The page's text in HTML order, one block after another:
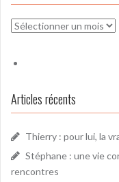
Archives
Articles récents
Thierry : pour lui, la
Stéphane : une vie
rencontres